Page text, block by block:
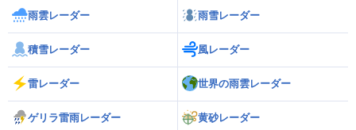
雨雲レーダー 雨雪レーダー
積雪レーダー 風レーダー
雷レーダー 世界の雨雲レーダー
ゲリラ雷雨レーダー 黄砂レーダー